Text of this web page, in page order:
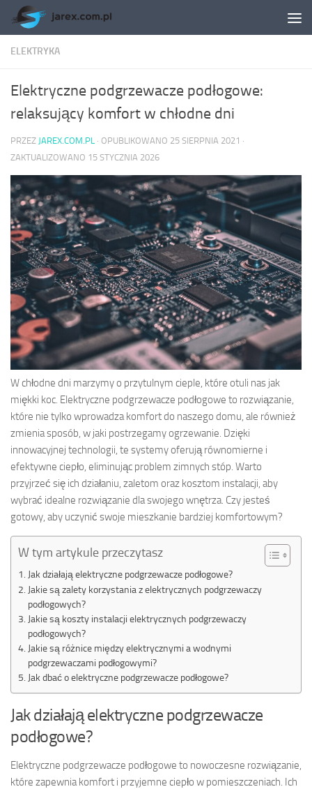
Skip to content
ELEKTRYKA
Elektryczne podgrzewacze podłogowe:
relaksujący komfort w chłodne dni
PRZEZ JAREX.COM.PL · OPUBLIKOWANO 25 SIERPNIA 2021 ·
ZAKTUALIZOWANO 15 STYCZNIA 2026
W chłodne dni marzymy o przytulnym cieple, które otuli nas jak
miękki koc. Elektryczne podgrzewacze podłogowe to rozwiązanie,
które nie tylko wprowadza komfort do naszego domu, ale również
zmienia sposób, w jaki postrzegamy ogrzewanie. Dzięki
innowacyjnej technologii, te systemy oferują równomierne i
efektywne ciepło, eliminując problem zimnych stóp. Warto
przyjrzeć się ich działaniu, zaletom oraz kosztom instalacji, aby
wybrać idealne rozwiązanie dla swojego wnętrza. Czy jesteś
gotowy, aby uczynić swoje mieszkanie bardziej komfortowym?
W tym artykule przeczytasz
Jak działają elektryczne podgrzewacze podłogowe?
Jakie są zalety korzystania z elektrycznych podgrzewaczy
podłogowych?
Jakie są koszty instalacji elektrycznych podgrzewaczy
podłogowych?
Jakie są różnice między elektrycznymi a wodnymi
podgrzewaczami podłogowymi?
Jak dbać o elektryczne podgrzewacze podłogowe?
Jak działają elektryczne podgrzewacze
podłogowe?
Elektryczne podgrzewacze podłogowe to nowoczesne rozwiązanie,
które zapewnia komfort i przyjemne ciepło w pomieszczeniach. Ich